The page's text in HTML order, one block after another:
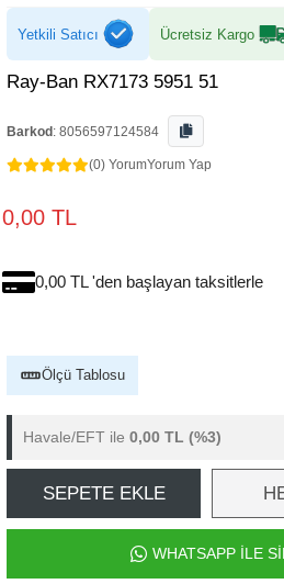
Yetkili Satıcı Ücretsiz Kargo
Ray-Ban RX7173 5951 51
Barkod : 8056597124584
(0) YorumYorum Yap
0,00 TL
0,00 TL 'den başlayan taksitlerle
Ölçü Tablosu
Havale/EFT ile 0,00 TL (%3)
SEPETE EKLE
WHATSAPP İLE